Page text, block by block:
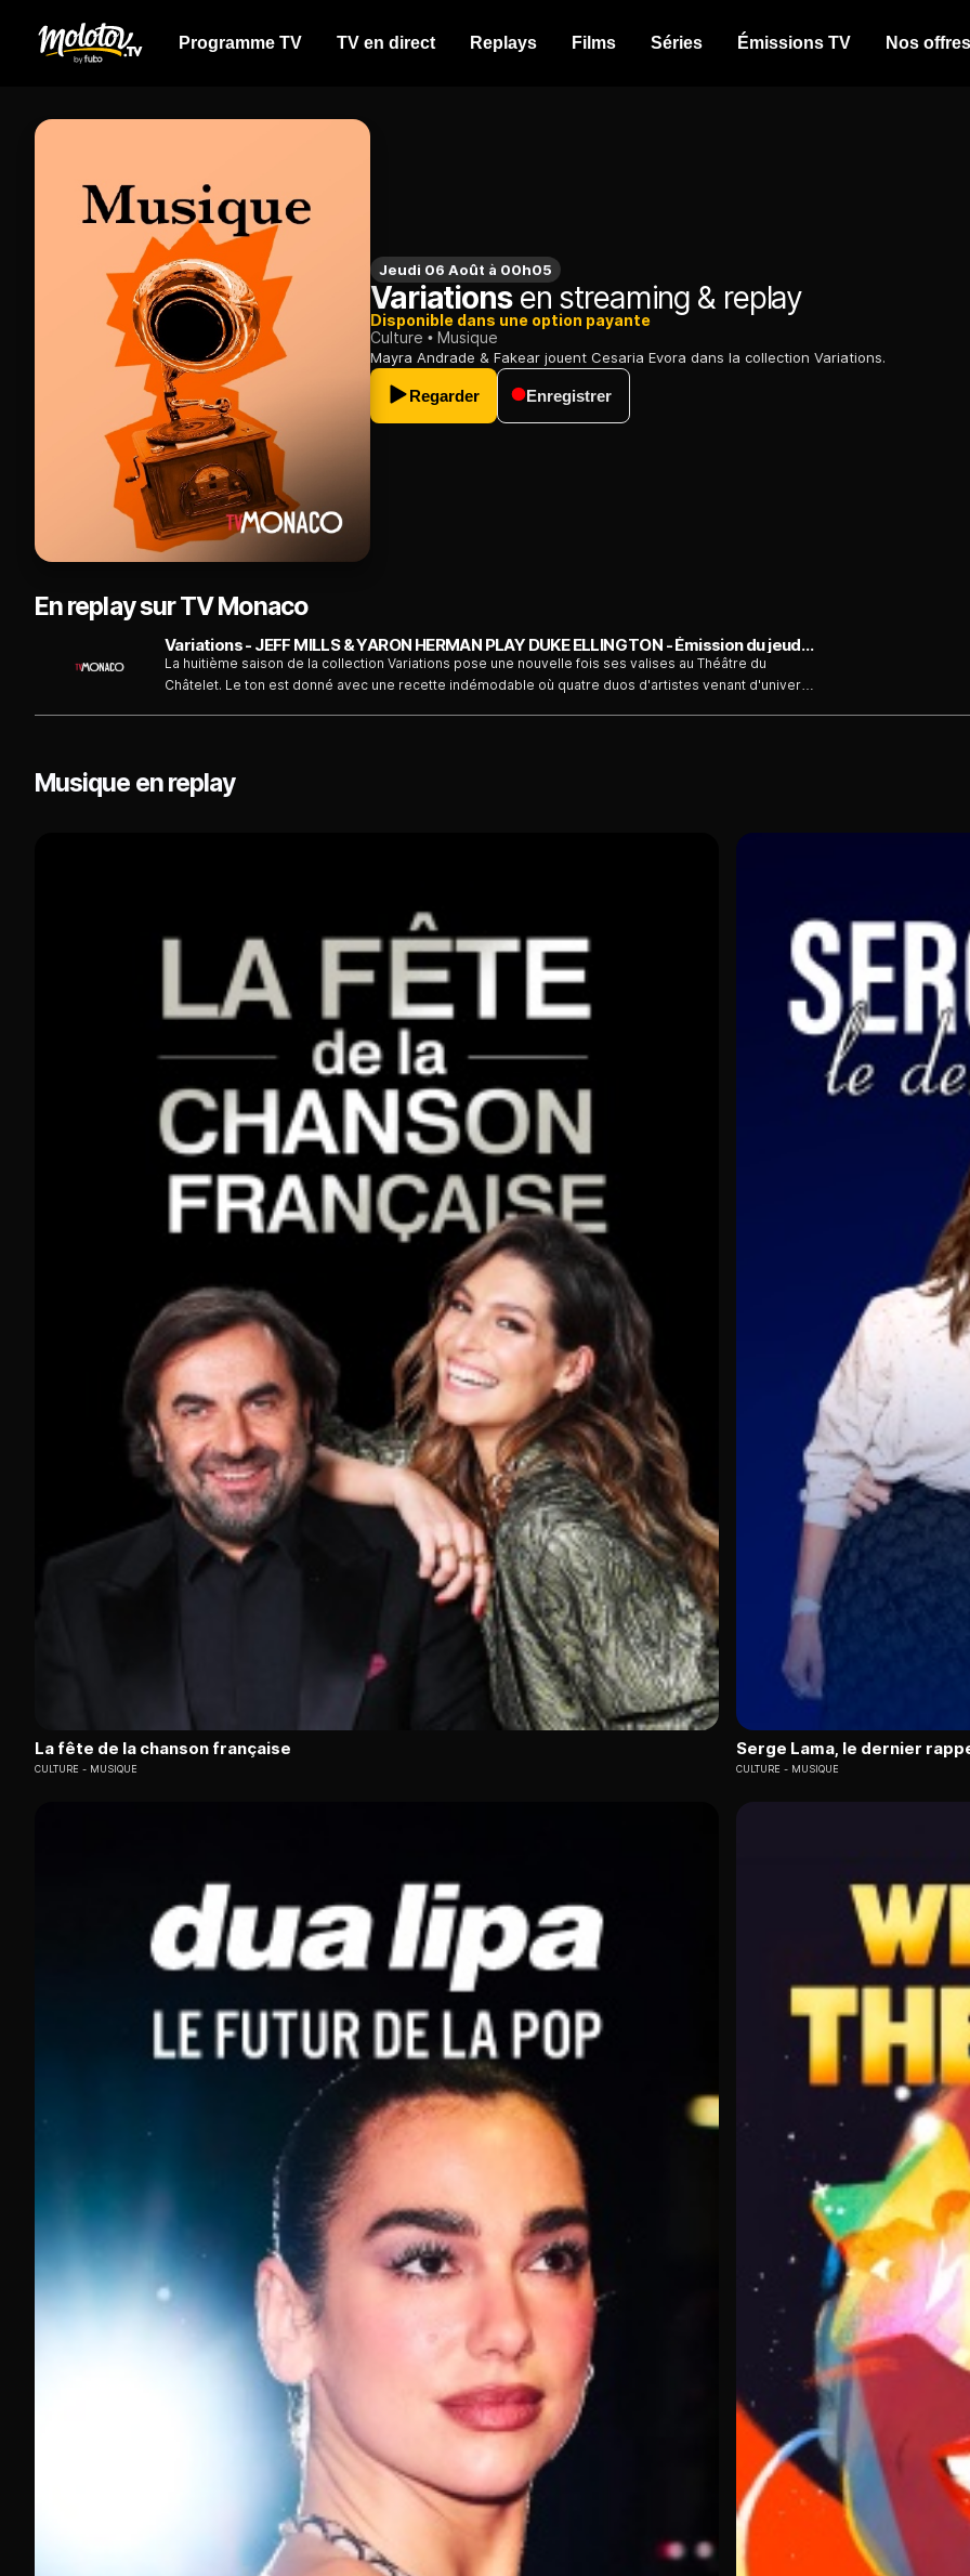
Programme TV TV en direct Replays Films Séries Émissions TV Nos offres
Jeudi 06 Août à 00h05
Variationsen streaming & replay
Disponible dans une option payante
Culture
Musique
Mayra Andrade & Fakear jouent Cesaria Evora dans la collection Variations.
Regarder Enregistrer
En replay sur TV Monaco
Variations - JEFF MILLS & YARON HERMAN PLAY DUKE ELLINGTON - Émission du jeudi 6 août
La huitième saison de la collection Variations pose une nouvelle fois ses valises au Théâtre du
Châtelet. Le ton est donné avec une recette indémodable où quatre duos d'artistes venant d'univers
Musique en replay
La fête de la chanson française
CULTURE MUSIQUE
Serge Lama, le dernier
CULTURE MUSIQUE